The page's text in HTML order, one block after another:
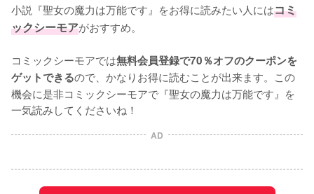
小説『聖女の魔力は万能です』をお得に読みたい人にはコミ
ックシーモアがおすすめ。
コミックシーモアでは無料会員登録で70％オフのクーポンを
ゲットできるので、かなりお得に読むことが出来ます。この
機会に是非コミックシーモアで『聖女の魔力は万能です』を
一気読みしてくださいね！
AD